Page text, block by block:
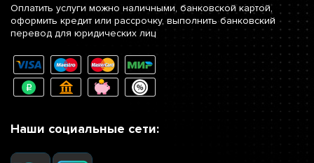
Оплатить услуги можно наличными, банковской картой,
оформить кредит или рассрочку, выполнить банковский
перевод для юридических лиц
Наши социальные сети: